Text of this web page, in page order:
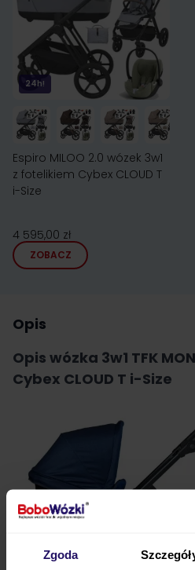
Zgoda
24h!
Espiro MILOO 2.0 wózek 3w1
z fotelikiem Cybex CLOUD T
i-Size
4 595,00 zł
ZOBACZ
Opis
Opis wózka 3w1 TFK
Cybex CLOUD T i-Size